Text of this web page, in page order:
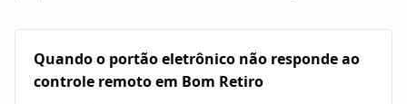
Quando o portão eletrônico não responde ao
controle remoto em Bom Retiro